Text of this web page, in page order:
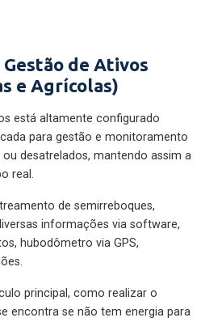
de Ativos
e Agrícolas)
está altamente configurado
para gestão e monitoramento
desatrelados, mantendo assim a
real.
de semirreboques,
informações via software,
hubodômetro via GPS,
principal, como realizar o
encontra se não tem energia para